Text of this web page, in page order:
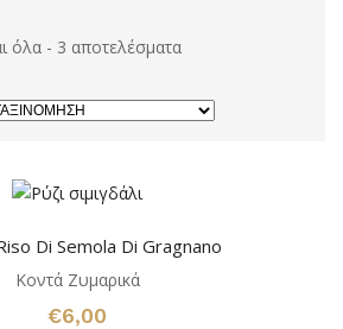
όλα - 3 αποτελέσματα
Di Semola Di Gragnano
Κοντά Ζυμαρικά
€6,00